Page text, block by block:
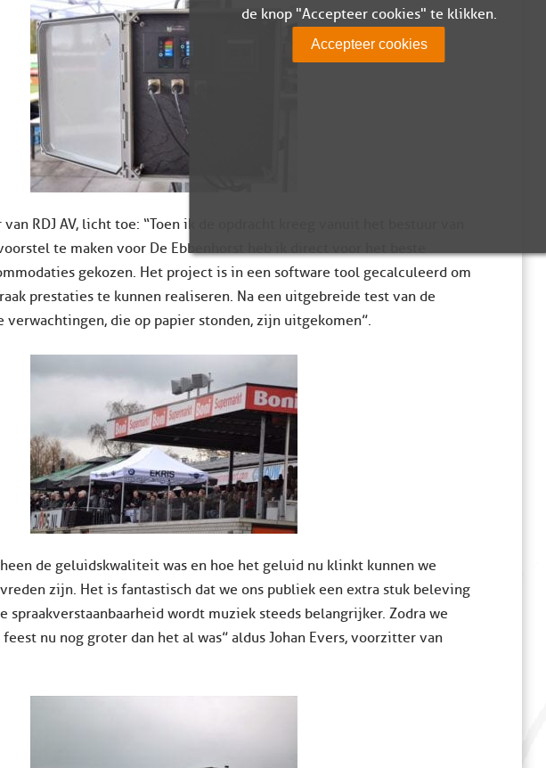
RDJ AV, licht toe: “Toen ik de opdracht kreeg vanuit het bestuur van
te maken voor De Ebbenhorst heb ik direct voor het beste
gekozen. Het project is in een software tool gecalculeerd om
prestaties te kunnen realiseren. Na een uitgebreide test van de
die op papier stonden, zijn uitgekomen”.
de geluidskwaliteit was en hoe het geluid nu klinkt kunnen we
zijn. Het is fantastisch dat we ons publiek een extra stuk beleving
spraakverstaanbaarheid wordt muziek steeds belangrijker. Zodra we
nu nog groter dan het al was” aldus Johan Evers, voorzitter van
de knop "Accepteer cookies" te klikken.
Accepteer cookies